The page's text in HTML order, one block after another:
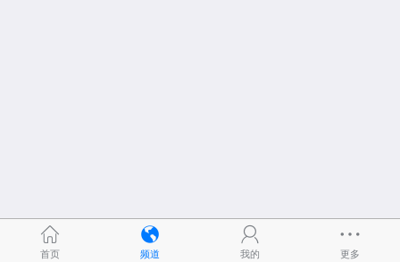
首页 频道 我的 更多